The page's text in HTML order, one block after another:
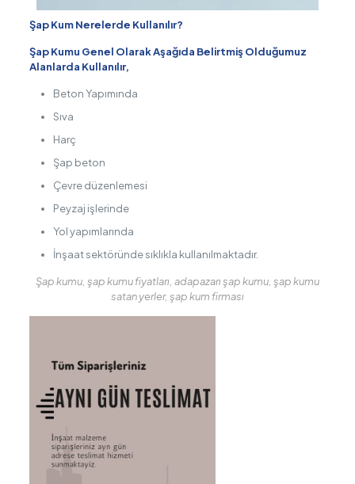
Şap Kum Nerelerde Kullanılır?
Şap Kumu Genel Olarak Aşağıda Belirtmiş Olduğumuz
Alanlarda Kullanılır,
Beton Yapımında
Sıva
Harç
Şap beton
Çevre düzenlemesi
Peyzaj işlerinde
Yol yapımlarında
İnşaat sektöründe sıklıkla kullanılmaktadır.
Şap kumu, şap kumu fiyatları, adapazarı şap kumu, şap kumu
satan yerler, şap kum firması